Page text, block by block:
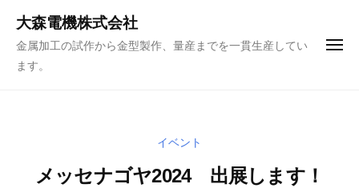
大森電機株式会社
金属加工の試作から金型製作、量産までを一貫生産してい
ます。
メ
イベント
メッセナゴヤ2024 出展します！